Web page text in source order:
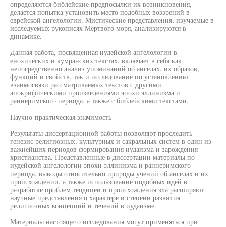
определяются библейские предпосылки их возникновения,
делается попытка установить место подобных воззрений в
еврейской ангелологии. Мистические представления, изучаемые в
исследуемых рукописях Мертвого моря, анализируются в
динамике.
Данная работа, посвященная иудейской ангелологии в
енохических и кумранских текстах, включает в себя как
непосредственно анализ упоминаний об ангелах, их образов,
функций и свойств, так и исследование по установлению
взаимосвязи рассматриваемых текстов с другими
апокрифическими произведениями эпохи эллинизма и
раннеримского периода, а также с библейскими текстами.
Научно-практическая значимость
Результаты диссертационной работы позволяют проследить
генезис религиозных, культурных и сакральных систем в один из
важнейших периодов формирования иудаизма и зарождения
христианства. Представленные в диссертации материалы по
иудейской ангелологии эпохи эллинизма и раннеримского
периода, выводы относительно природы учений об ангелах и их
происхождении, а также использование подобных идей в
разработке проблем теодицеи и происхождения зла расширяют
научные представления о характере и степени развития
религиозных концепций и течений в иудаизме.
Материалы настоящего исследования могут применяться при